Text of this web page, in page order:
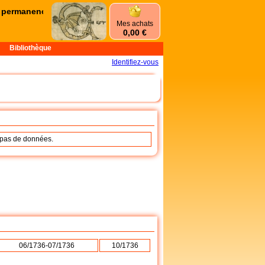
permanences d'été commencent le mercredi 1er juillet et se
Mes achats
0,00 €
Bibliothèque
Identifiez-vous
pas de données.
06/1736-07/1736
10/1736